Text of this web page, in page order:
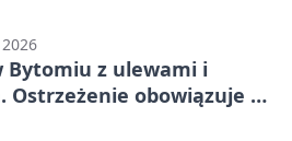
Bytomiu z ulewami i
Ostrzeżenie obowiązuje do